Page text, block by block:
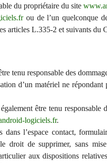
du propriétaire du site
ou de l’un quelconque
articles L.335-2 et suivants du
tenu responsable des
d’un matériel ne
être tenu responsable
logiciels.fr.
dans l’espace contact,
droit de supprimer, sans
aux dispositions